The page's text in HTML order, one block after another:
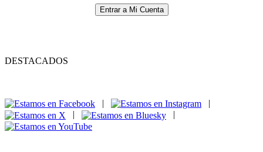
Entrar a Mi Cuenta
DESTACADOS
|
|
|
|